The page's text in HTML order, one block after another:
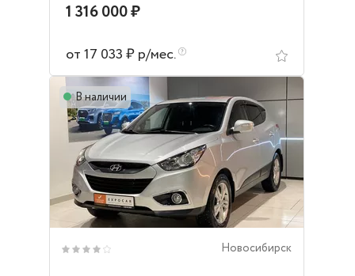
1 316 000 ₽
от 17 033 ₽ р/мес.
В наличии
Новосибирск